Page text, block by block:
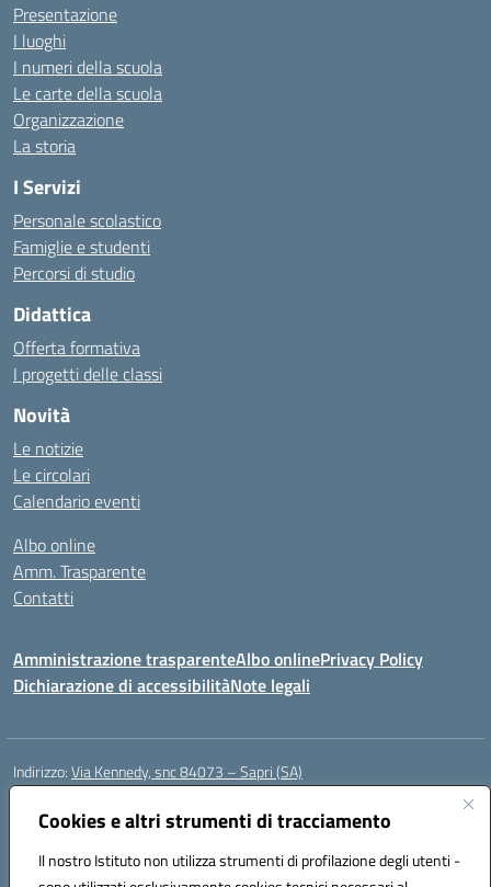
Cookies e altri strumenti di tracciamento
Il nostro Istituto non utilizza strumenti di profilazione degli utenti -
Presentazione
I luoghi
I numeri della scuola
Le carte della scuola
Organizzazione
La storia
I Servizi
Personale scolastico
Famiglie e studenti
Percorsi di studio
Didattica
Offerta formativa
I progetti delle classi
Novità
Le notizie
Le circolari
Calendario eventi
Albo online
Amm. Trasparente
Contatti
Amministrazione trasparenteAlbo onlinePrivacy Policy
Dichiarazione di accessibilitàNote legali
Indirizzo:Via Kennedy, snc 84073 – Sapri (SA)
Centralino:
Posta elettronica certificata (PEC):saic878008@pec.istruzione.it
Codice fiscale: 84002700650
Codice meccanografico:SAIC878008